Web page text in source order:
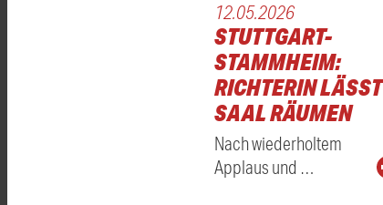
12.05.2026
STUTTGART-
STAMMHEIM:
RICHTERIN LÄSST
SAAL RÄUMEN
Nach wiederholtem
Applaus und …